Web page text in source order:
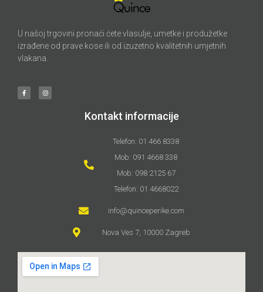
U našoj trgovini pronaći ćete vlasulje, umetke i produžetke
izrađene od prave kose ili od izuzetno kvalitetnih umjetnih
vlakana.
Kontakt informacije
Telefon: 01 466 8338
Mob: 091 4668 338
Mob: 098 2125 67
Telefon: 01 4668022
info@quinceperike.com
Nova Ves 7, 10000 Zagreb